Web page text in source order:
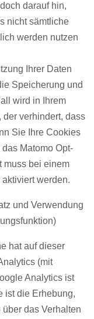
darauf hin,
nicht sämtliche
werden nutzen
Ihrer Daten
Speicherung und
wird in Ihrem
der verhindert, dass
Sie Ihre Cookies
Matomo Opt-
muss bei einem
werden.
und Verwendung
hat auf dieser
(mit
Analytics ist
ist die Erhebung,
das Verhalten